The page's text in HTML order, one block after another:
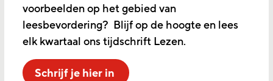
voorbeelden op het gebied van
leesbevordering? Blijf op de hoogte en lees
elk kwartaal ons tijdschrift Lezen.
Schrijf je hier in